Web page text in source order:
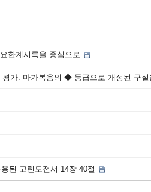
한계시록을 중심으로
가: 마가복음의 ◆ 등급으로 개정된 구절
된 고린도전서 14장 40절